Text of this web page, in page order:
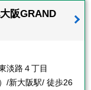
阪GRAND
淡路４丁目
/新大阪駅/ 徒歩26